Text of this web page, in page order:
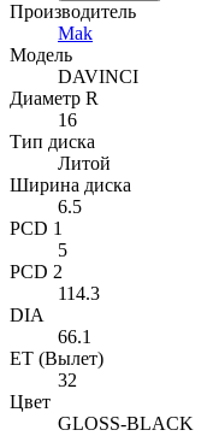
Производитель
Mak
Модель
DAVINCI
Диаметр R
16
Тип диска
Литой
Ширина диска
6.5
PCD 1
5
PCD 2
114.3
DIA
66.1
ET (Вылет)
32
Цвет
GLOSS-BLACK